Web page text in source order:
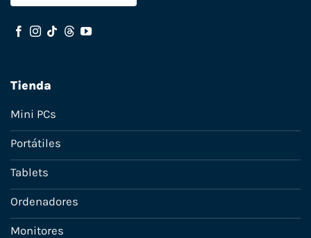
Tienda
Mini PCs
Portátiles
Tablets
Ordenadores
Monitores